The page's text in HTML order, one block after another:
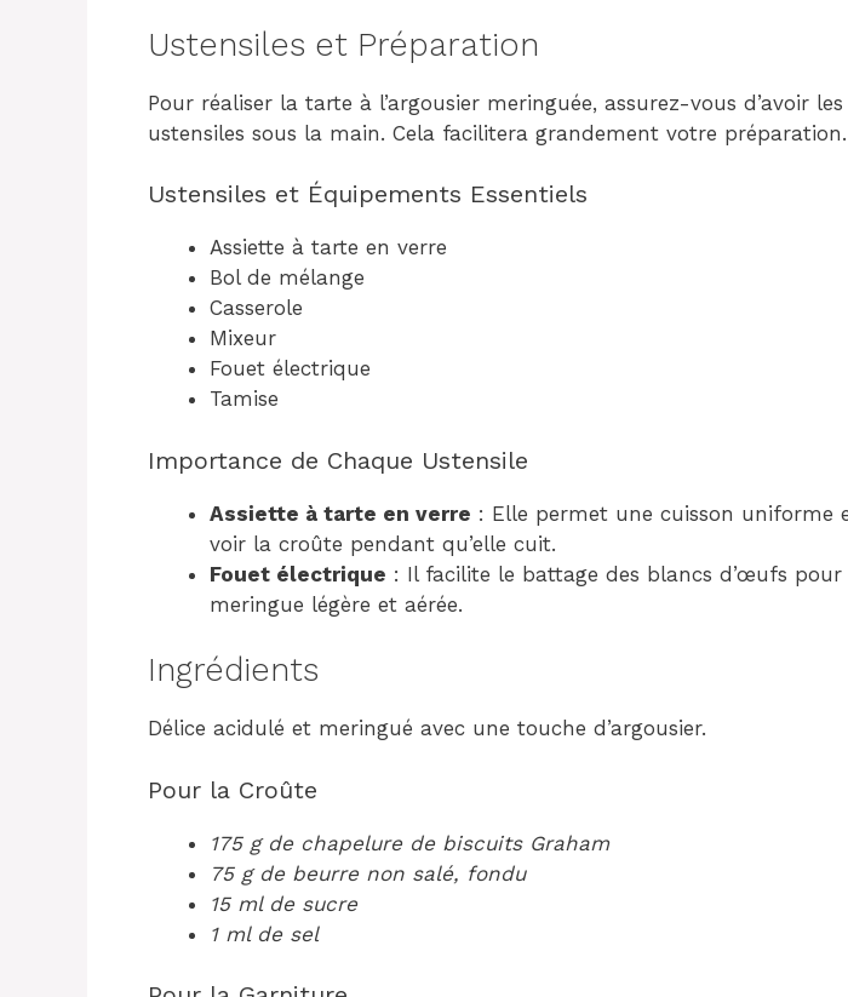
Ustensiles et Préparation
Pour réaliser la tarte à l’argousier meringuée, assurez-vous d’avoir
ustensiles sous la main. Cela facilitera grandement votre préparation.
Ustensiles et Équipements Essentiels
Assiette à tarte en verre
Bol de mélange
Casserole
Mixeur
Fouet électrique
Tamise
Importance de Chaque Ustensile
Assiette à tarte en verre : Elle permet une cuisson uniforme
voir la croûte pendant qu’elle cuit.
Fouet électrique : Il facilite le battage des blancs d’œufs
meringue légère et aérée.
Ingrédients
Délice acidulé et meringué avec une touche d’argousier.
Pour la Croûte
175 g de chapelure de biscuits Graham
75 g de beurre non salé, fondu
15 ml de sucre
1 ml de sel